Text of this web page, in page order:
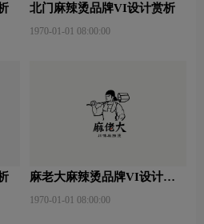
北门麻辣烫品牌VI设计赏析
1970-01-01 08:00:00
麻老大麻辣烫品牌VI设计赏
1970-01-01 08:00:00